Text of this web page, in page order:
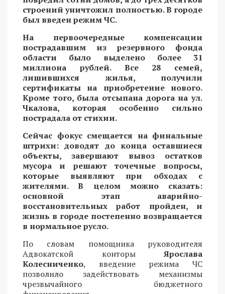
строений уничтожил полностью. В городе
был введен режим ЧС.
На первоочередные компенсации
пострадавшим из резервного фонда
области было выделено более 31
миллиона рублей. Все 28 семей,
лишившихся жилья, получили
сертификаты на приобретение нового.
Кроме того, была отсыпана дорога на ул.
Чкалова, которая особенно сильно
пострадала от стихии.
Сейчас фокус смещается на финальные
штрихи: доводят до конца оставшиеся
объекты, завершают вывоз остатков
мусора и решают точечные вопросы,
которые выявляют при обходах с
жителями. В целом можно сказать:
основной этап аварийно-
восстановительных работ пройден, и
жизнь в городе постепенно возвращается
в нормальное русло.
По словам помощника руководителя
Адвокатской конторыЯрослава
Колесниченко, введение режима ЧС
позволило задействовать механизмы
чрезвычайного бюджетного